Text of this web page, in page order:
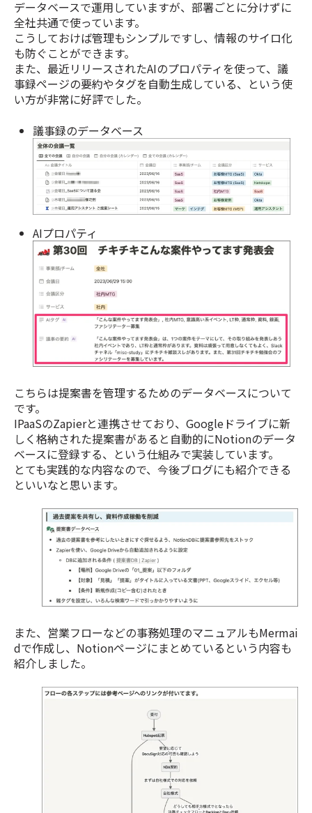
データベースで運用していますが、部署ごとに分けずに
全社共通で使っています。
こうしておけば管理もシンプルですし、情報のサイロ化
も防ぐことができます。
また、最近リリースされたAIのプロパティを使って、議
事録ページの要約やタグを自動生成している、という使
い方が非常に好評でした。
議事録のデータベース
AIプロパティ
こちらは提案書を管理するためのデータベースについて
です。
IPaaSのZapierと連携させており、Googleドライブに新
しく格納された提案書があると自動的にNotionのデータ
ベースに登録する、という仕組みで実装しています。
とても実践的な内容なので、今後ブログにも紹介できる
といいなと思います。
また、営業フローなどの事務処理のマニュアルもMermai
dで作成し、Notionページにまとめているという内容も
紹介しました。